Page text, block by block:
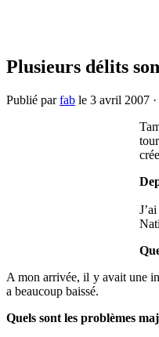
Plusieurs délits
Publié parfab le 3 avril 2007 ·
A mon arrivée, il y avait une
a beaucoup baissé.
Quels sont les problèmes